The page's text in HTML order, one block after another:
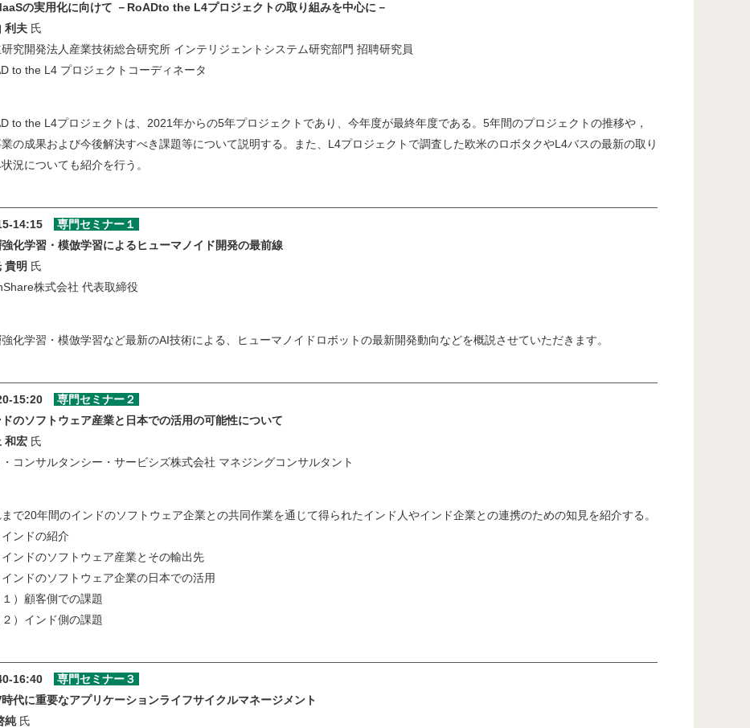
の実用化に向けて －RoADto the L4プロジェクトの取り組みを中心に－
利夫 氏
研究開発法人産業技術総合研究所 インテリジェントシステム研究部門 招聘研究員
to the L4 プロジェクトコーディネータ
to the L4プロジェクトは、2021年からの5年プロジェクトであり、今年度が最終年度である。5年間のプロジェクトの推移や，
の成果および今後解決すべき課題等について説明する。また、L4プロジェクトで調査した欧米のロボタクやL4バスの最新の取り
況についても紹介を行う。
14:15
専門セミナー１
化学習・模倣学習によるヒューマノイド開発の最前線
貴明 氏
株式会社 代表取締役
化学習・模倣学習など最新のAI技術による、ヒューマノイドロボットの最新開発動向などを概説させていただきます。
15:20
専門セミナー２
のソフトウェア産業と日本での活用の可能性について
和宏 氏
・コンサルタンシー・サービシズ株式会社 マネジングコンサルタント
まで20年間のインドのソフトウェア企業との共同作業を通じて得られたインド人やインド企業との連携のための知見を紹介する。
インドの紹介
インドのソフトウェア産業とその輸出先
インドのソフトウェア企業の日本での活用
）顧客側での課題
）インド側の課題
16:40
専門セミナー３
代に重要なアプリケーションライフサイクルマネージメント
純氏